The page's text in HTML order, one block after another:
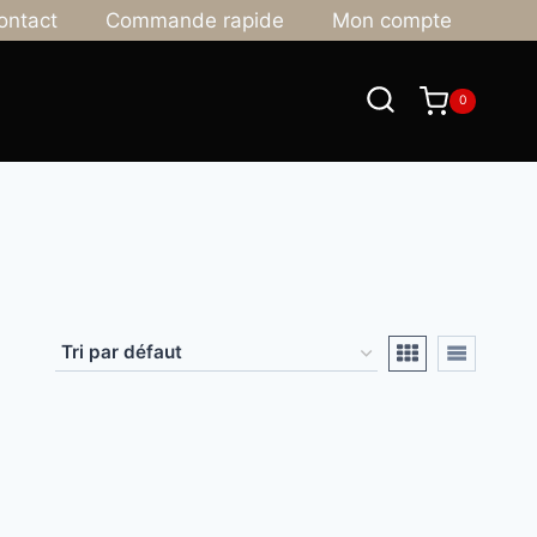
Commande rapide Mon compte
0